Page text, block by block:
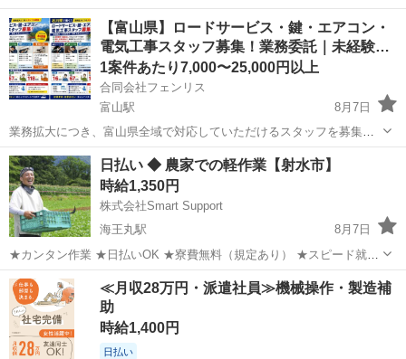
【富山県】ロードサービス・鍵・エアコン・
電気工事スタッフ募集！業務委託｜未経験…
1案件あたり7,000〜25,000円以上
合同会社フェンリス
富山駅
8月7日
業務拡大につき、富山県全域で対応していただけるスタッフを募集し
ております！ 初期費用・加盟金は一切不要！ 最低限の工具貸出も可能
ですので、未経験の方でも安心してスタートできます。 ⸻ 募集職
種 ■ ロードサービス（未...
富山 富山市 富山駅 軽作業 スタッフ
日払い ◆ 農家での軽作業【射水市】
時給1,350円
株式会社Smart Support
海王丸駅
8月7日
★カンタン作業 ★日払いOK ★寮費無料（規定あり） ★スピード就業
（最短翌日） ■ 仕事内容 主に以下のような作業を行います。 基本的
には複数人で作業します。 ・野菜の収穫 ・仕分けや梱包 ...
富山 射水市 海王丸駅 仕分け 雑草
≪月収28万円・派遣社員≫機械操作・製造補
助
時給1,400円
日払い